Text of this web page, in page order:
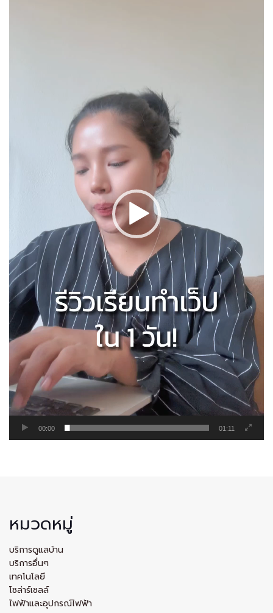
00:00 01:11
หมวดหมู่
บริการดูแลบ้าน
บริการอื่นๆ
เทคโนโลยี
โซล่าร์เซลล์
ไฟฟ้าและอุปกรณ์ไฟฟ้า